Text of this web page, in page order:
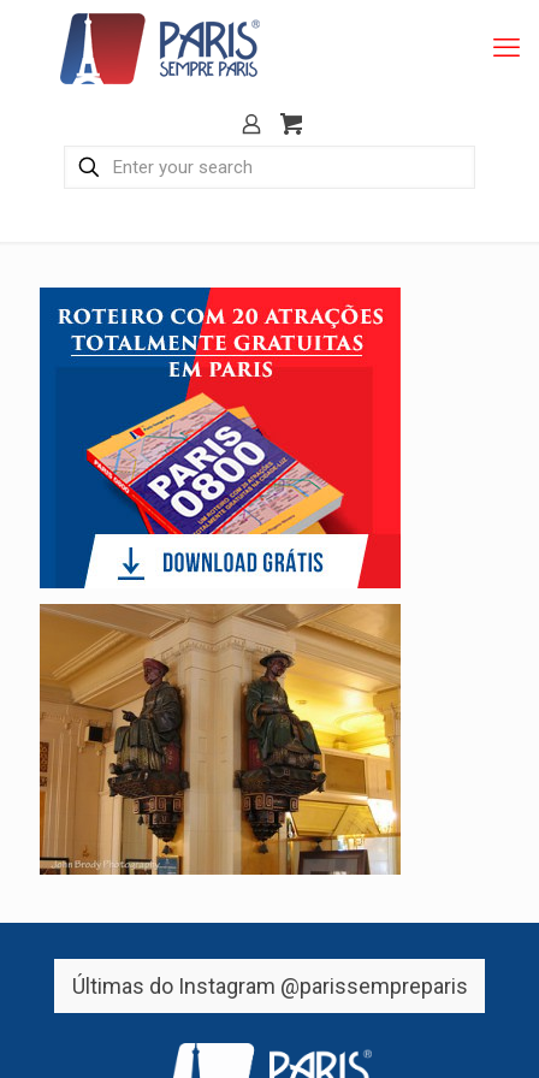
Últimas do Instagram @parissempreparis